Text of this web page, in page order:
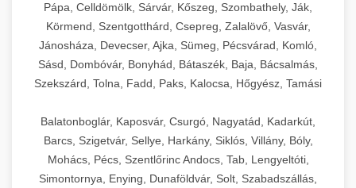
Pápa, Celldömölk, Sárvár, Kőszeg, Szombathely, Ják,
Körmend, Szentgotthárd, Csepreg, Zalalövő, Vasvár,
Jánosháza, Devecser, Ajka, Sümeg, Pécsvárad, Komló,
Sásd, Dombóvár, Bonyhád, Bátaszék, Baja, Bácsalmás,
Szekszárd, Tolna, Fadd, Paks, Kalocsa, Hőgyész, Tamási
Balatonboglár, Kaposvár, Csurgó, Nagyatád, Kadarkút,
Barcs, Szigetvár, Sellye, Harkány, Siklós, Villány, Bóly,
Mohács, Pécs, Szentlőrinc Andocs, Tab, Lengyeltóti,
Simontornya, Enying, Dunaföldvár, Solt, Szabadszállás,